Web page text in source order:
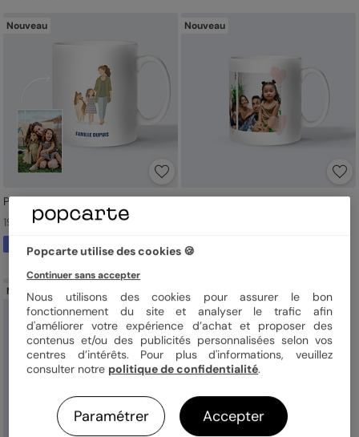
Nouveau
Portrait aligné minimaliste
19,90 € l'unité
À partir de votre photo
Nouveau
Cœur pastel
Nouveau
Popcarte utilise des cookies 🍪
Continuer sans accepter
Nous utilisons des cookies pour assurer le bon
fonctionnement du site et analyser le trafic afin
d'améliorer votre expérience d’achat et proposer des
contenus et/ou des publicités personnalisées selon vos
centres d’intérêts. Pour plus d'informations, veuillez
consulter notre politique de confidentialité.
Paramétrer Accepter